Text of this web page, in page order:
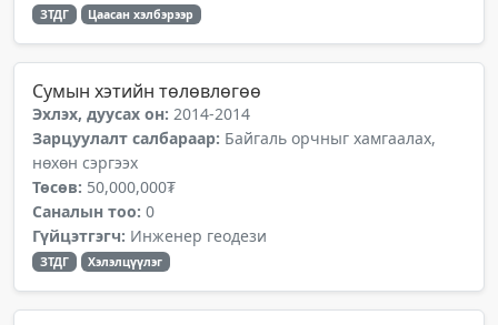
ЗТДГ Цаасан хэлбэрээр
Сумын хэтийн төлөвлөгөө
Эхлэх, дуусах он: 2014-2014
Зарцуулалт салбараар: Байгаль орчныг хамгаалах,
нөхөн сэргээх
Төсөв: 50,000,000₮
Саналын тоо: 0
Гүйцэтгэгч: Инженер геодези
ЗТДГ Хэлэлцүүлэг